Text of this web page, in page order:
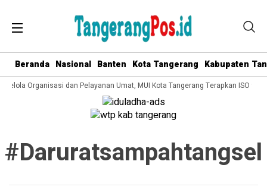
Beranda Nasional Banten Kota Tangerang Kabupaten
Kelola Organisasi dan Pelayanan Umat, MUI Kota Tangerang Terapkan ISO
#daruratsampahtangsel